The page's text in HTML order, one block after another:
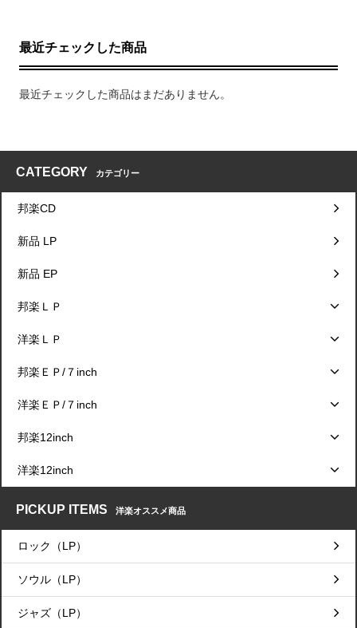
最近チェックした商品
最近チェックした商品はまだありません。
CATEGORY カテゴリー
邦楽CD
新品 LP
新品 EP
邦楽ＬＰ
洋楽ＬＰ
邦楽ＥＰ/７inch
洋楽ＥＰ/７inch
邦楽12inch
洋楽12inch
PICKUP ITEMS 洋楽オススメ商品
ロック（LP）
ソウル（LP）
ジャズ（LP）